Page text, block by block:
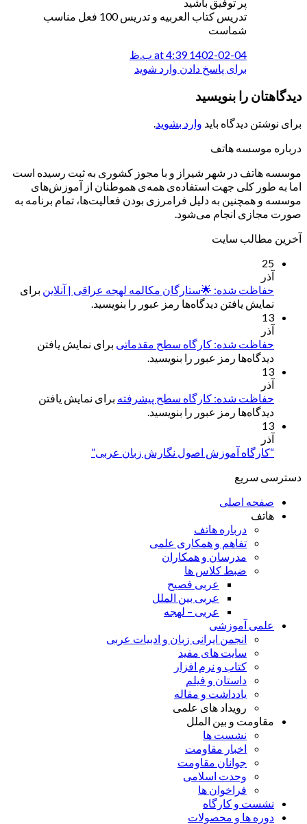
تدریس کتاب العربیه و تدریس 100 فعل مناسب
شماست
1402-02-04 at 4:39 ب.ظ
برای پاسخ دادن وارد شوید
دیدگاهتان را بنویسید
برای نوشتن دیدگاه باید وارد بشوید
درباره موسسه هاتف
موسسه هاتف در شهر شیراز و با مجوز کشوری به ثبت رسیده است
اما به طور کلی جهت استفاده‌ی همه‌ی هموطنان از آموزش‌های
موسسه و همچنین به دلیل فرامرزی بودن فعالیت‌ها، تمام برنامه به
صورت مجازی انجام می‌شود.
آخرین مطالب سایت
25
آذر
حفاظت شده: 🌟ستارگان مکالمه لهجه عراقی | آنلاین برای
نمایش یافتن دیدگاه‌ها رمز عبور را بنویسید.
13
آذر
حفاظت شده: کارگاه سطح مقدماتی برای نمایش یافتن
دیدگاه‌ها رمز عبور را بنویسید.
13
آذر
حفاظت شده: کارگاه سطح پیشرفته برای نمایش یافتن
دیدگاه‌ها رمز عبور را بنویسید.
13
آذر
“کارگاه آموزش اصول نگارش زبان عربی”
دسترسی سریع
صفحه اصلی
هاتف
درباره هاتف
تفاهم و همکاری علمی
مدرسان و همکاران
ضبط کلاس ها
عربی فصیح
عربی بین الملل
عربی – لهجه
علمی آموزشی
انجمن ایرانی زبان و ادبیات عربی
سایت های مفید
کتاب و نرم افزار
داستان و فیلم
یادداشت و مقاله
رویداد های علمی
مقاومت و بین الملل
نشست ها
اخبار مقاومت
جوانان مقاومت
وحدت اسلامی
فراخوان ها
نشست و کارگاه
دوره ها و محصولات